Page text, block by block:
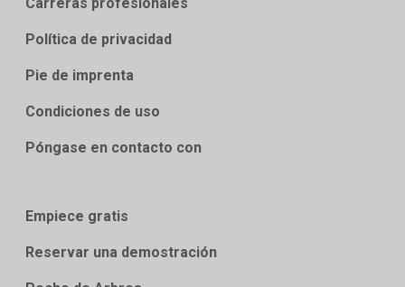
Política de privacidad
Pie de imprenta
Condiciones de uso
Póngase en contacto con
Empiece gratis
Reservar una demostración